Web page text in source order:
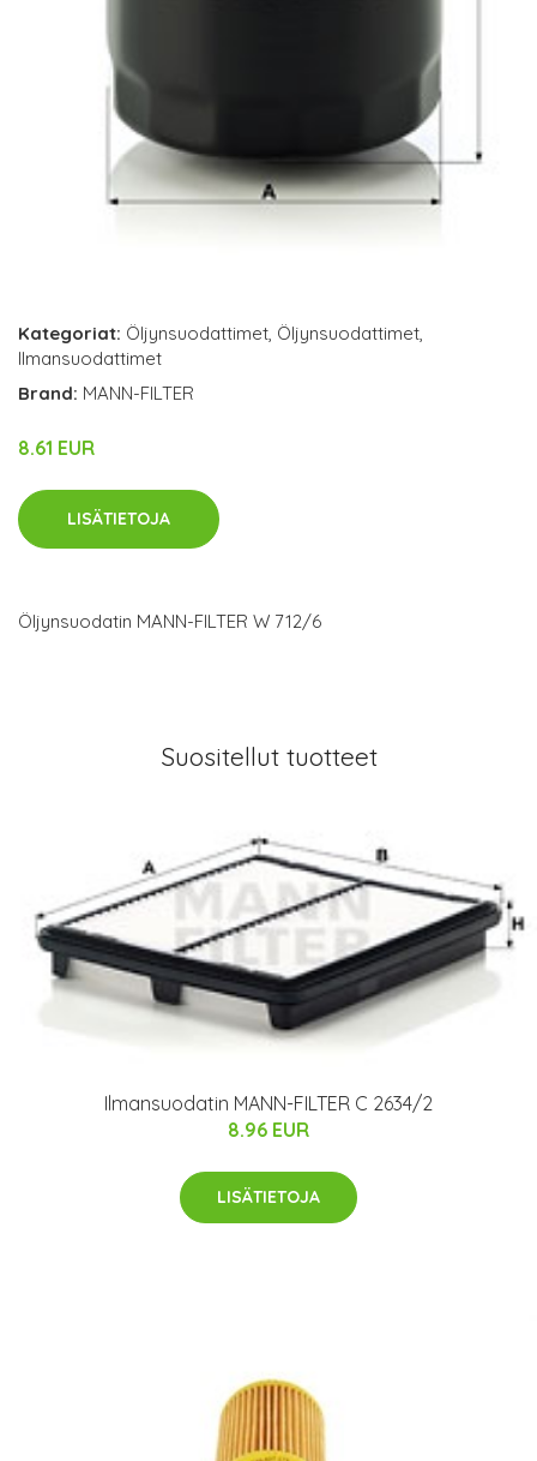
Kategoriat: Öljynsuodattimet Öljynsuodattimet
Ilmansuodattimet
Brand: MANN-FILTER
8.61 EUR
LISÄTIETOJA
Öljynsuodatin MANN-FILTER W 712/6
Suositellut tuotteet
Ilmansuodatin MANN-FILTER C 2634/2
8.96 EUR
LISÄTIETOJA